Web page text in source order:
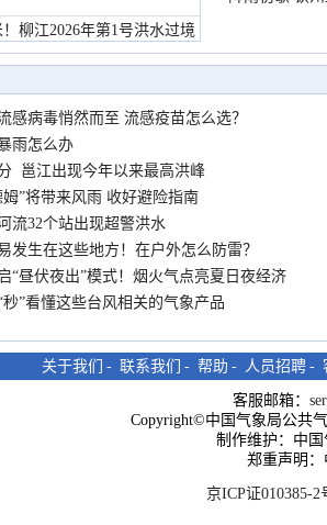
柳江2026年第1号洪水过境
民在堤岸见证汛况
感病毒悄然而至 流感疫苗怎么选？
雨怎么办
邕江出现今年以来最高洪峰
姆”将带来风雨 收好避险指南
流32个站出现超警洪水
发生在这些地方！在户外怎么防雷？
“昼伏夜出”模式！烟火气点亮夏日夜经济
秒”看懂这些台风相关的气象产品
关于我们 - 联系我们 - 帮助 - 人员招聘 -
客服邮箱：
Copyright©中国气象局公共
制作维护：中
郑重声明
京ICP证010385-2